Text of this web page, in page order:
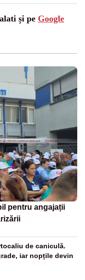
și pe Google
pentru angajații
de caniculă.
iar nopțile devin